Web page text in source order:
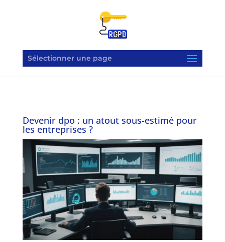
Sélectionner une page
Devenir dpo : un atout sous-estimé pour
les entreprises ?